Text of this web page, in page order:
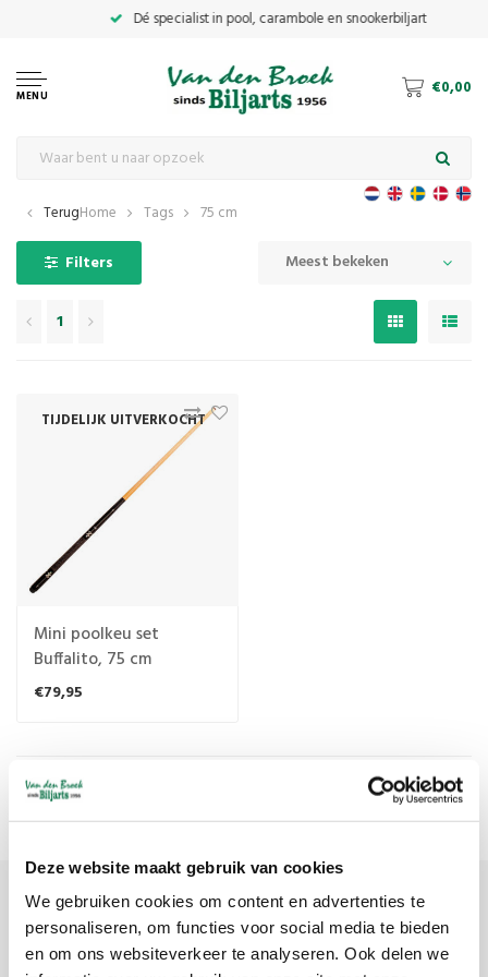
Deze website maakt gebruik van cookies
We gebruiken cookies om content en advertenties te
personaliseren, om functies voor social media te bieden
en om ons websiteverkeer te analyseren. Ook delen we
MENU €0,00
TerugHome Tags 75 cm
Filters Meest bekeken
1
TIJDELIJK UITVERKOCHT
Mini poolkeu set
Buffalito, 75 cm
€79,95
Meest bekeken 1
Meld je aan voor onze nieuwsbrief